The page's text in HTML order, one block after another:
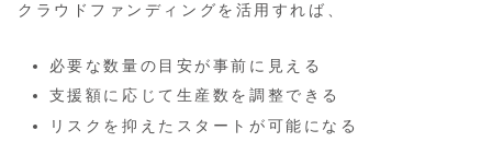
クラウドファンディングを活用すれば、
必要な数量の目安が事前に見える
支援額に応じて生産数を調整できる
リスクを抑えたスタートが可能になる